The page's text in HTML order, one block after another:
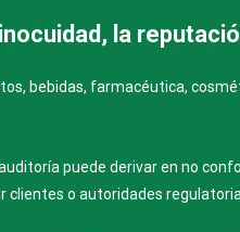
la
bebidas, farmacéutica,
puede derivar en no
o autoridades